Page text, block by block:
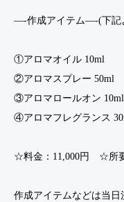
—-作成アイテム—-(下記
①アロマオイル 10ml
②アロマスプレー 50ml
③アロマロールオン 10ml
④アロマフレグランス
☆料金：11,000円 ☆所要
作成アイテムなどは当